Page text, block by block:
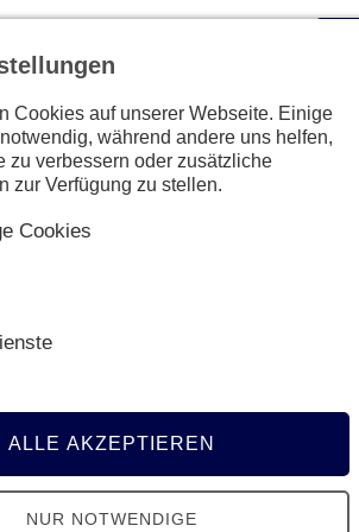
Cookies auf unserer Webseite. Einige
während andere uns helfen,
zu verbessern oder zusätzliche
zur Verfügung zu stellen.
Cookies
ALLE AKZEPTIEREN
NUR NOTWENDIGE